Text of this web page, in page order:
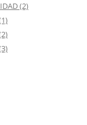
(2)